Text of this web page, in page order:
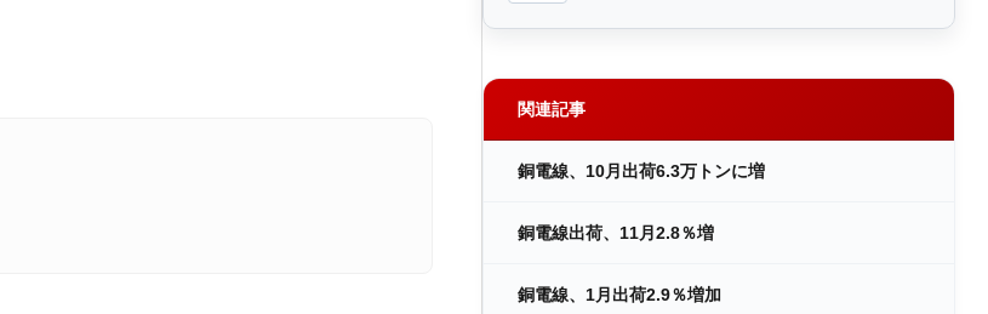
関連記事
銅電線、10月出荷6.3万トンに増
銅電線出荷、11月2.8％増
銅電線、1月出荷2.9％増加